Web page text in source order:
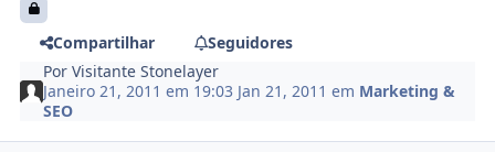
Compartilhar
Seguidores
PorVisitante Stonelayer
Janeiro 21, 2011 em 19:03 Jan 21, 2011 em Marketing &
SEO